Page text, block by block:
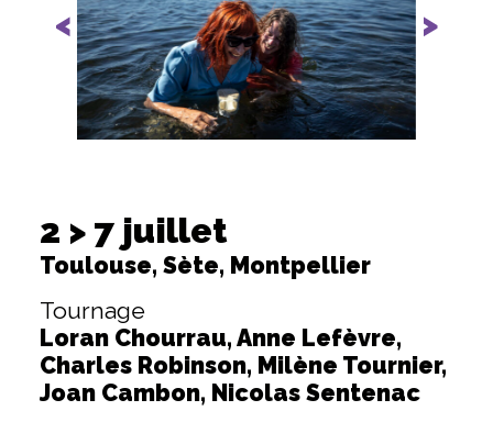
Previous Next
2 > 7 juillet
Toulouse, Sète, Montpellier
Tournage
Loran Chourrau, Anne Lefèvre,
Charles Robinson, Milène Tournier,
Joan Cambon, Nicolas Sentenac